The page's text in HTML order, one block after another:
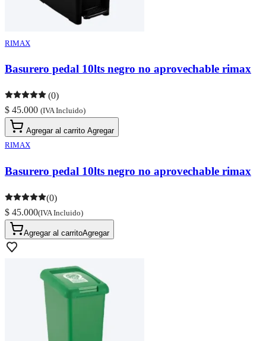
RIMAX
Basurero pedal 10lts negro no aprovechable rimax
(0)
$ 45.000 (IVA Incluido)
Agregar al carrito Agregar
RIMAX
Basurero pedal 10lts negro no aprovechable rimax
(0)
$ 45.000(IVA Incluido)
Agregar al carritoAgregar